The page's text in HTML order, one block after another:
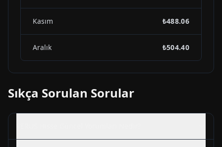
Kasım ₺488.06
Aralık ₺504.40
Sıkça Sorulan Sorular